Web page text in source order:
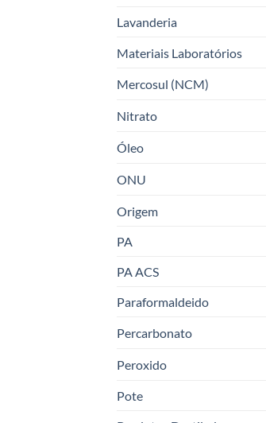
Lavanderia
Materiais Laboratórios
Mercosul (NCM)
Nitrato
Óleo
ONU
Origem
PA
PA ACS
Paraformaldeido
Percarbonato
Peroxido
Pote